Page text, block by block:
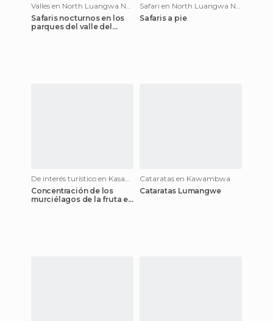
Valles en North Luangwa National Park
Safaris nocturnos en los
parques del valle del
Safari en North Luangwa National Park
Safaris a pie
De interés turístico en Kasanka National Park
Concentración de los
murciélagos de la fruta en
Cataratas en Kawambwa
Cataratas Lumangwe